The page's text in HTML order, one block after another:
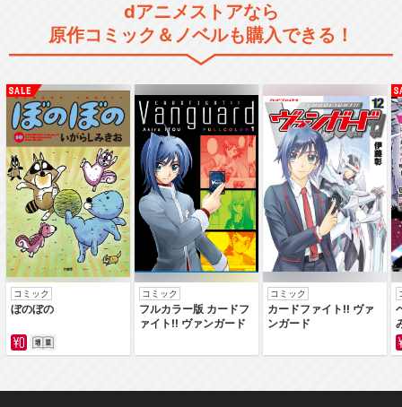
dアニメストアなら
原作コミック＆ノベルも購入できる！
コミック
ぼのぼの
コミック
フルカラー版 カードフ
ァイト‼ ヴァンガード
コミック
カードファイト‼ ヴァ
ンガード